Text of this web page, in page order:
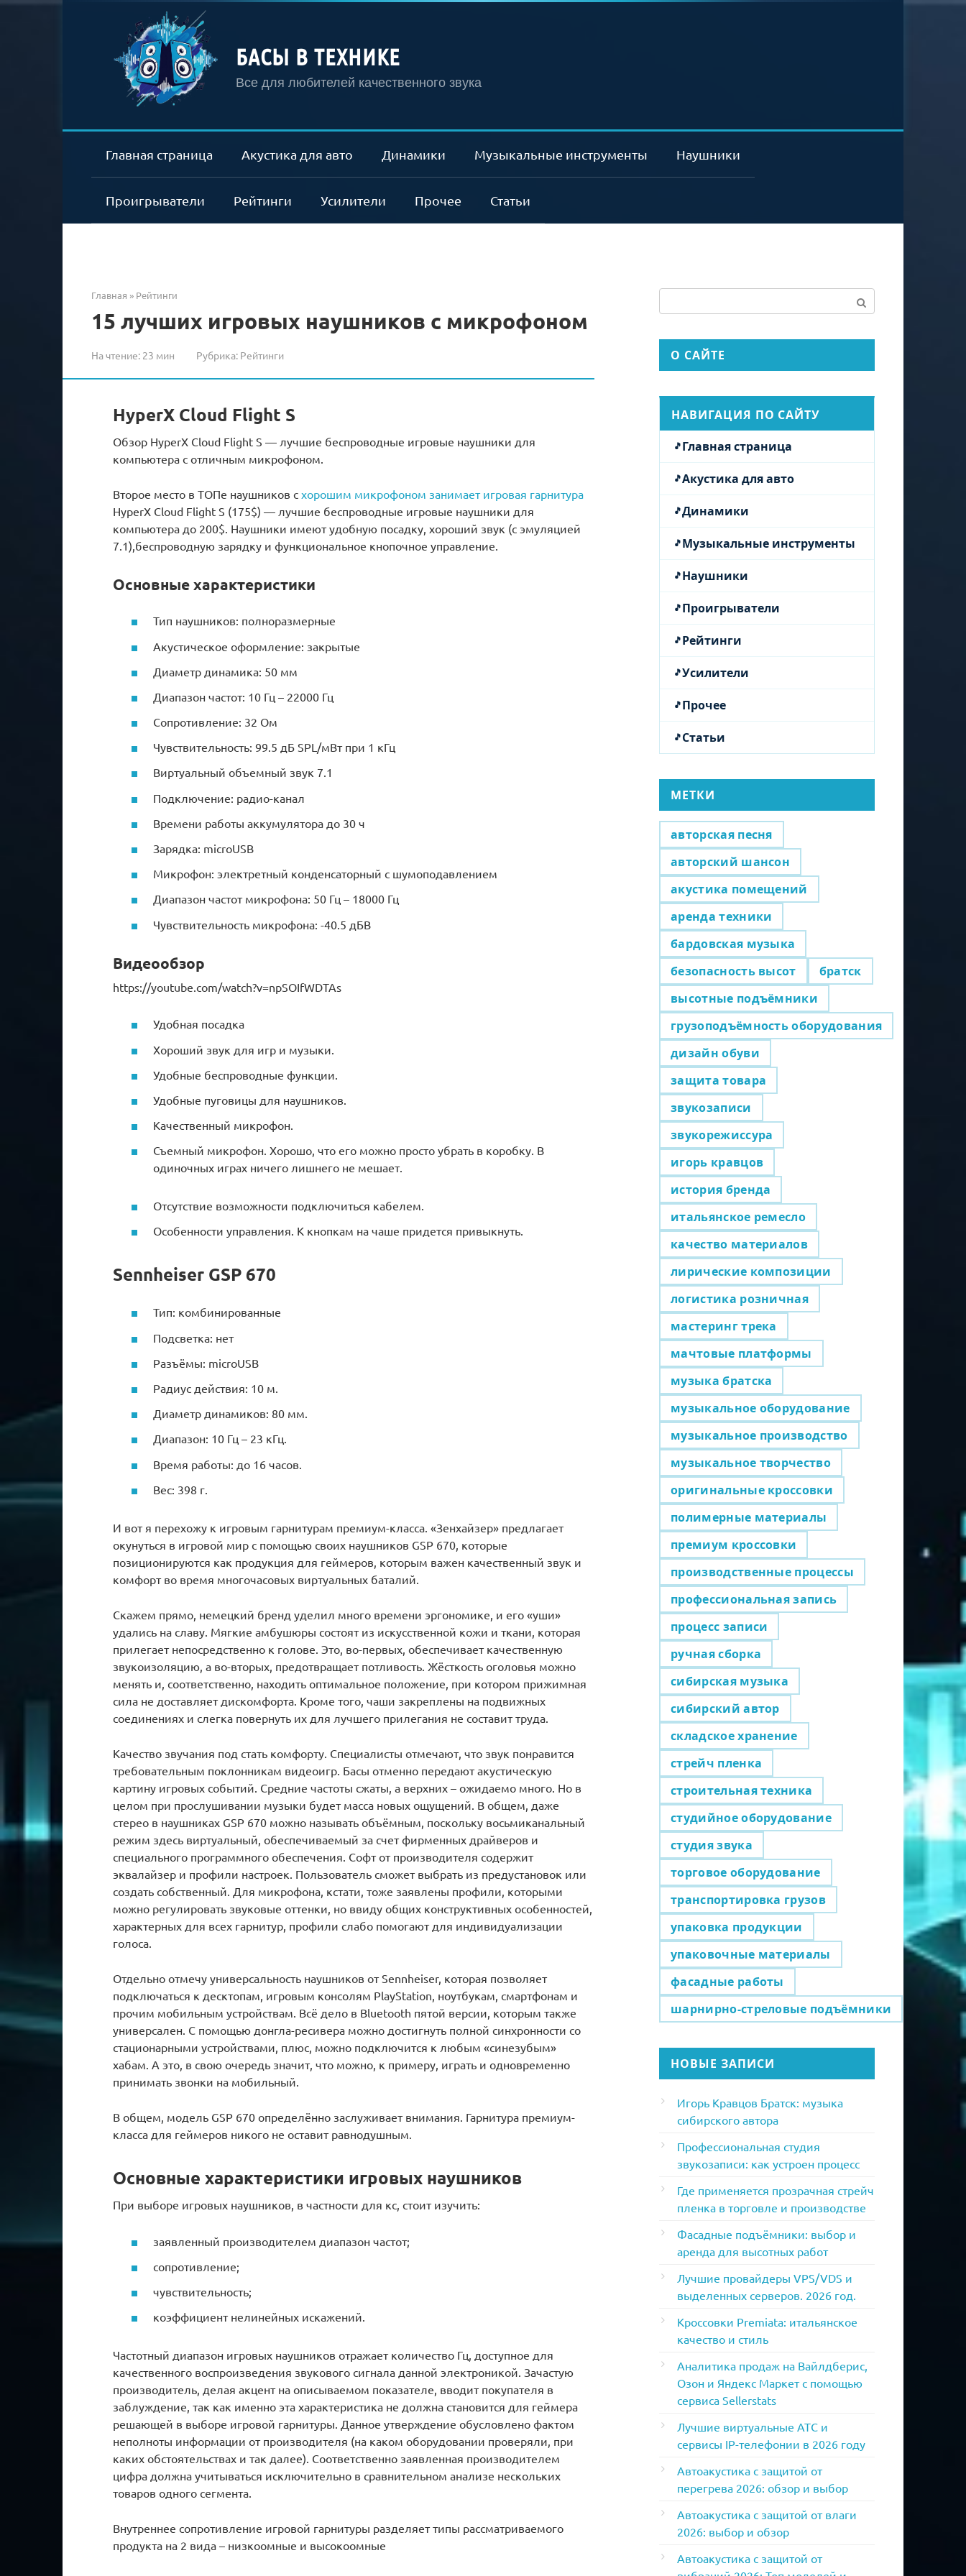
БАСЫ В ТЕХНИКЕ
Все для любителей качественного звука
Главная страница Акустика для авто Динамики Музыкальные инструменты Наушники
Проигрыватели Рейтинги Усилители Прочее Статьи
Главная » Рейтинги
15 лучших игровых наушников с микрофоном
На чтение: 23 мин Рубрика: Рейтинги
HyperX Cloud Flight S
Обзор HyperX Cloud Flight S — лучшие беспроводные игровые наушники для
компьютера с отличным микрофоном.
Второе место в ТОПе наушников с хорошим микрофоном занимает игровая гарнитура
HyperX Cloud Flight S (175$) — лучшие беспроводные игровые наушники для
компьютера до 200$. Наушники имеют удобную посадку, хороший звук (с эмуляцией
7.1),беспроводную зарядку и функциональное кнопочное управление.
Основные характеристики
Тип наушников: полноразмерные
Акустическое оформление: закрытые
Диаметр динамика: 50 мм
Диапазон частот: 10 Гц – 22000 Гц
Сопротивление: 32 Ом
Чувствительность: 99.5 дБ SPL/мВт при 1 кГц
Виртуальный объемный звук 7.1
Подключение: радио-канал
Времени работы аккумулятора до 30 ч
Зарядка: microUSB
Микрофон: электретный конденсаторный с шумоподавлением
Диапазон частот микрофона: 50 Гц – 18000 Гц
Чувствительность микрофона: -40.5 дБВ
Видеообзор
https://youtube.com/watch?v=npSOIfWDTAs
Удобная посадка
Хороший звук для игр и музыки.
Удобные беспроводные функции.
Удобные пуговицы для наушников.
Качественный микрофон.
Съемный микрофон. Хорошо, что его можно просто убрать в коробку. В
одиночных играх ничего лишнего не мешает.
Отсутствие возможности подключиться кабелем.
Особенности управления. К кнопкам на чаше придется привыкнуть.
Sennheiser GSP 670
Тип: комбинированные
Подсветка: нет
Разъёмы: microUSB
Радиус действия: 10 м.
Диаметр динамиков: 80 мм.
Диапазон: 10 Гц – 23 кГц.
Время работы: до 16 часов.
Вес: 398 г.
И вот я перехожу к игровым гарнитурам премиум-класса. «Зенхайзер» предлагает
окунуться в игровой мир с помощью своих наушников GSP 670, которые
позиционируются как продукция для геймеров, которым важен качественный звук и
комфорт во время многочасовых виртуальных баталий.
Скажем прямо, немецкий бренд уделил много времени эргономике, и его «уши»
удались на славу. Мягкие амбушюры состоят из искусственной кожи и ткани, которая
прилегает непосредственно к голове. Это, во-первых, обеспечивает качественную
звукоизоляцию, а во-вторых, предотвращает потливость. Жёсткость оголовья можно
менять и, соответственно, находить оптимальное положение, при котором прижимная
сила не доставляет дискомфорта. Кроме того, чаши закреплены на подвижных
соединениях и слегка повернуть их для лучшего прилегания не составит труда.
Качество звучания под стать комфорту. Специалисты отмечают, что звук понравится
требовательным поклонникам видеоигр. Басы отменно передают акустическую
картину игровых событий. Средние частоты сжаты, а верхних – ожидаемо много. Но в
целом при прослушивании музыки будет масса новых ощущений. В общем, даже
стерео в наушниках GSP 670 можно называть объёмным, поскольку восьмиканальный
режим здесь виртуальный, обеспечиваемый за счет фирменных драйверов и
специального программного обеспечения. Софт от производителя содержит
эквалайзер и профили настроек. Пользователь сможет выбрать из предустановок или
создать собственный. Для микрофона, кстати, тоже заявлены профили, которыми
можно регулировать звуковые оттенки, но ввиду общих конструктивных особенностей,
характерных для всех гарнитур, профили слабо помогают для индивидуализации
голоса.
Отдельно отмечу универсальность наушников от Sennheiser, которая позволяет
подключаться к десктопам, игровым консолям PlayStation, ноутбукам, смартфонам и
прочим мобильным устройствам. Всё дело в Bluetooth пятой версии, которым также
универсален. С помощью донгла-ресивера можно достигнуть полной синхронности со
стационарными устройствами, плюс, можно подключится к любым «синезубым»
хабам. А это, в свою очередь значит, что можно, к примеру, играть и одновременно
принимать звонки на мобильный.
В общем, модель GSP 670 определённо заслуживает внимания. Гарнитура премиум-
класса для геймеров никого не оставит равнодушным.
Основные характеристики игровых наушников
При выборе игровых наушников, в частности для кс, стоит изучить:
заявленный производителем диапазон частот;
сопротивление;
чувствительность;
коэффициент нелинейных искажений.
Частотный диапазон игровых наушников отражает количество Гц, доступное для
качественного воспроизведения звукового сигнала данной электроникой. Зачастую
производитель, делая акцент на описываемом показателе, вводит покупателя в
заблуждение, так как именно эта характеристика не должна становится для геймера
решающей в выборе игровой гарнитуры. Данное утверждение обусловлено фактом
неполноты информации от производителя (на каком оборудовании проверяли, при
каких обстоятельствах и так далее). Соответственно заявленная производителем
цифра должна учитываться исключительно в сравнительном анализе нескольких
товаров одного сегмента.
Внутреннее сопротивление игровой гарнитуры разделяет типы рассматриваемого
продукта на 2 вида – низкоомные и высокоомные
О САЙТЕ
НАВИГАЦИЯ ПО САЙТУ
Главная страница
Акустика для авто
Динамики
Музыкальные инструменты
Наушники
Проигрыватели
Рейтинги
Усилители
Прочее
Статьи
МЕТКИ
авторская песня
авторский шансон
акустика помещений
аренда техники
бардовская музыка
безопасность высот
братск
высотные подъёмники
грузоподъёмность оборудования
дизайн обуви
защита товара
звукозаписи
звукорежиссура
игорь кравцов
история бренда
итальянское ремесло
качество материалов
лирические композиции
логистика розничная
мастеринг трека
мачтовые платформы
музыка братска
музыкальное оборудование
музыкальное производство
музыкальное творчество
оригинальные кроссовки
полимерные материалы
премиум кроссовки
производственные процессы
профессиональная запись
процесс записи
ручная сборка
сибирская музыка
сибирский автор
складское хранение
стрейч пленка
строительная техника
студийное оборудование
студия звука
торговое оборудование
транспортировка грузов
упаковка продукции
упаковочные материалы
фасадные работы
шарнирно-стреловые подъёмники
НОВЫЕ ЗАПИСИ
Игорь Кравцов Братск: музыка
сибирского автора
Профессиональная студия
звукозаписи: как устроен процесс
Где применяется прозрачная стрейч
пленка в торговле и производстве
Фасадные подъёмники: выбор и
аренда для высотных работ
Лучшие провайдеры VPS/VDS и
выделенных серверов. 2026 год.
Кроссовки Premiata: итальянское
качество и стиль
Аналитика продаж на Вайлдберис,
Озон и Яндекс Маркет с помощью
сервиса Sellerstats
Лучшие виртуальные АТС и
сервисы IP-телефонии в 2026 году
Автоакустика с защитой от
перегрева 2026: обзор и выбор
Автоакустика с защитой от влаги
2026: выбор и обзор
Автоакустика с защитой от